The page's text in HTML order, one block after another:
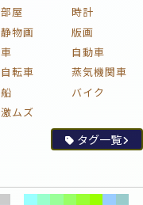
部屋
時計
静物画
版画
車
自動車
自転車
蒸気機関車
船
バイク
激ムズ
タグ一覧